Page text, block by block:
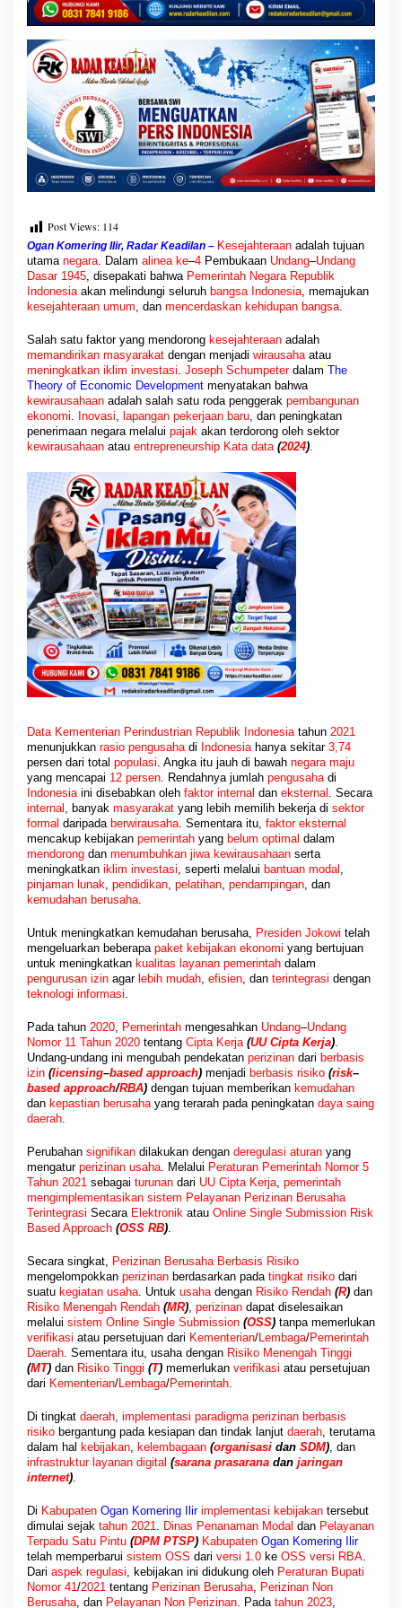
n
v
t
a
s
i
Post Views: 114
Ogan Komering Ilir, Radar Keadilan – Kesejahteraan adalah tujuan
utama negara . Dalam alinea ke–4 Pembukaan Undang–Undang
Dasar 1945 , disepakati bahwa Pemerintah Negara Republik
Indonesia akan melindungi seluruh bangsa Indonesia , memajukan
kesejahteraan umum , dan mencerdaskan kehidupan bangsa
Salah satu faktor yang mendorong kesejahteraan adalah
memandirikan masyarakat dengan menjadi wirausaha atau
meningkatkan iklim investasi Joseph Schumpeterdalam The
Theory of Economic Development menyatakan bahwa
kewirausahaan adalah salah satu roda penggerak pembangunan
ekonomi
Inovasi lapangan pekerjaan baru , dan peningkatan
penerimaan negara melalui pajak akan terdorong oleh sektor
kewirausahaan atau entrepreneurship Kata data (2024)
Data Kementerian Perindustrian Republik Indonesiatahun 2021
menunjukkan rasio pengusahadi Indonesiahanya sekitar 3,74
persen dari total populasi. Angka itu jauh di bawah negara maju
yang mencapai 12 persen. Rendahnya jumlah pengusahadi
Indonesiaini disebabkan oleh faktor internal dan eksternal . Secara
internal , banyak masyarakat yang lebih memilih bekerja di sektor
formal daripada berwirausaha. Sementara itu, faktor eksternal
mencakup kebijakan pemerintah yang belum optimal dalam
mendorong dan menumbuhkan jiwa kewirausahaan serta
meningkatkan iklim investasi, seperti melalui bantuan modal ,
pinjaman lunak, pendidikan, pelatihan, pendampingan, dan
kemudahan berusaha.
Untuk meningkatkan kemudahan berusaha, Presiden Jokowi telah
mengeluarkan beberapa paket kebijakan ekonomi yang bertujuan
untuk meningkatkan kualitas layanan pemerintah dalam
pengurusan izin agar lebih mudah, efisien, dan terintegrasi dengan
teknologi informasi.
Pada tahun 2020, Pemerintah mengesahkan Undang–Undang
Nomor 11 Tahun 2020 tentang Cipta Kerja(UU Cipta Kerja).
Undang-undang ini mengubah pendekatan perizinan dari berbasis
izin (licensing–based approach) menjadi berbasis risiko (risk–
based approach/RBA) dengan tujuan memberikan kemudahan
dan kepastian berusahayang terarah pada peningkatan daya saing
daerah.
Perubahan signifikan dilakukan dengan deregulasi aturan yang
mengatur perizinan usaha. Melalui Peraturan Pemerintah Nomor 5
Tahun 2021 sebagai turunan dari UU Cipta Kerja, pemerintah
mengimplementasikan sistem Pelayanan Perizinan Berusaha
Terintegrasi Secara Elektronik atau Online Single Submission Risk
Based Approach (OSS RB).
Secara singkat, Perizinan Berusaha Berbasis Risiko
mengelompokkan perizinan berdasarkan pada tingkat risiko dari
suatu kegiatan usaha. Untuk usahadengan Risiko Rendah (R) dan
Risiko Menengah Rendah (MR), perizinan dapat diselesaikan
melalui sistem Online Single Submission (OSS) tanpa memerlukan
verifikasi atau persetujuan dari Kementerian/Lembaga/Pemerintah
Daerah. Sementara itu, usaha dengan Risiko Menengah Tinggi
(MT) dan Risiko Tinggi (T) memerlukan verifikasi atau persetujuan
dari Kementerian/Lembaga/Pemerintah.
Di tingkat daerah, implementasi paradigma perizinan berbasis
risiko bergantung pada kesiapan dan tindak lanjut daerah, terutama
dalam hal kebijakan, kelembagaan (organisasi dan SDM), dan
infrastruktur layanan digital (sarana prasarana dan jaringan
internet).
Di Kabupaten Ogan Komering Ilir implementasi kebijakan tersebut
dimulai sejak tahun 2021. Dinas Penanaman Modal dan Pelayanan
Terpadu Satu Pintu (DPM PTSP) Kabupaten Ogan Komering Ilir
telah memperbarui sistem OSS dari versi 1.0 ke OSS versi RBA.
Dari aspek regulasi, kebijakan ini didukung oleh Peraturan Bupati
Nomor 41/2021 tentang Perizinan Berusaha, Perizinan Non
Berusaha, dan Pelayanan Non Perizinan. Pada tahun 2023,